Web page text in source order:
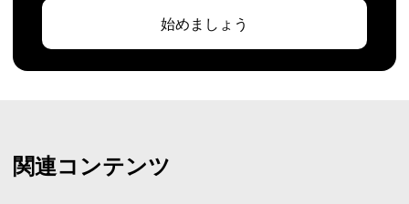
始めましょう
関連コンテンツ